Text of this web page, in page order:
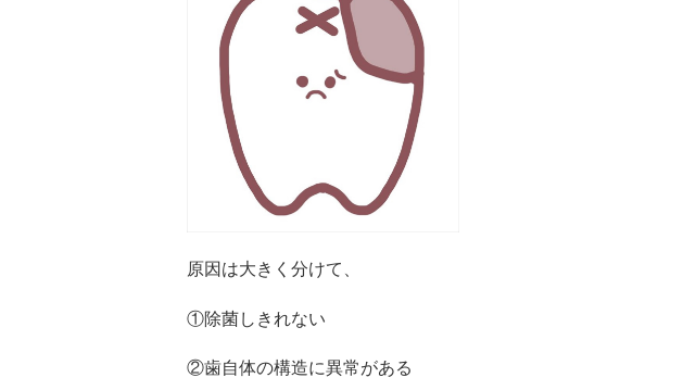
原因は大きく分けて、
①除菌しきれない
②歯自体の構造に異常がある